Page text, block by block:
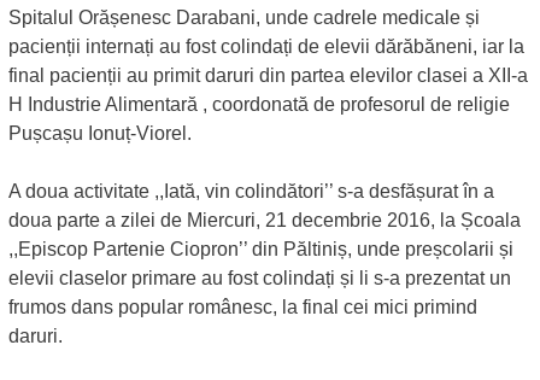
Spitalul Orășenesc Darabani, unde cadrele medicale și
pacienții internați au fost colindați de elevii dărăbăneni, iar la
final pacienții au primit daruri din partea elevilor clasei a XII-a
H Industrie Alimentară , coordonată de profesorul de religie
Pușcașu Ionuț-Viorel.
A doua activitate ,,Iată, vin colindători’’ s-a desfășurat în a
doua parte a zilei de Miercuri, 21 decembrie 2016, la Școala
,,Episcop Partenie Ciopron’’ din Păltiniș, unde preșcolarii și
elevii claselor primare au fost colindați și li s-a prezentat un
frumos dans popular românesc, la final cei mici primind
daruri.